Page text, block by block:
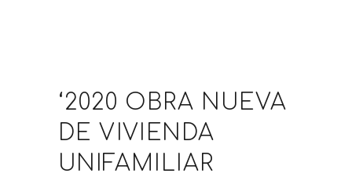
‘2020 OBRA NUEVA
DE VIVIENDA
UNIFAMILIAR